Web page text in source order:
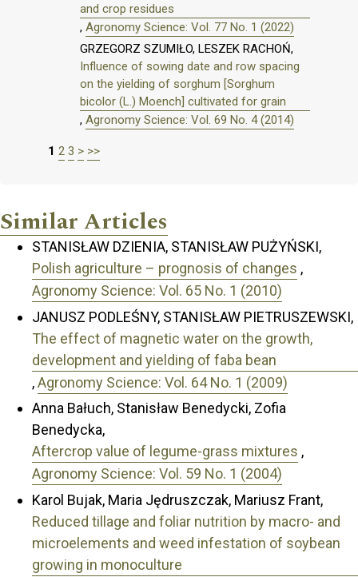
and crop residues
, Agronomy Science: Vol. 77 No. 1 (2022)
GRZEGORZ SZUMIŁO, LESZEK RACHOŃ,
Influence of sowing date and row spacing
on the yielding of sorghum [Sorghum
bicolor (L.) Moench] cultivated for grain
, Agronomy Science: Vol. 69 No. 4 (2014)
1 2 3 > >>
Similar Articles
STANISŁAW DZIENIA, STANISŁAW PUŻYŃSKI,
Polish agriculture – prognosis of changes ,
Agronomy Science: Vol. 65 No. 1 (2010)
JANUSZ PODLEŚNY, STANISŁAW PIETRUSZEWSKI,
The effect of magnetic water on the growth,
development and yielding of faba bean
,Agronomy Science: Vol. 64 No. 1 (2009)
Anna Bałuch, Stanisław Benedycki, Zofia
Benedycka,
Aftercrop value of legume-grass mixtures ,
Agronomy Science: Vol. 59 No. 1 (2004)
Karol Bujak, Maria Jędruszczak, Mariusz Frant,
Reduced tillage and foliar nutrition by macro- and
microelements and weed infestation of soybean
growing in monoculture